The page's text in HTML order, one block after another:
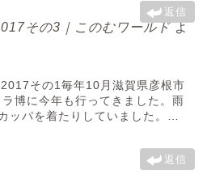
返信
その3｜このむワールド よ
その1毎年10月滋賀県彦根市
博に今年も行ってきました。雨
ッパを着たりしていました。…
返信
関市
美濃市
郡上市